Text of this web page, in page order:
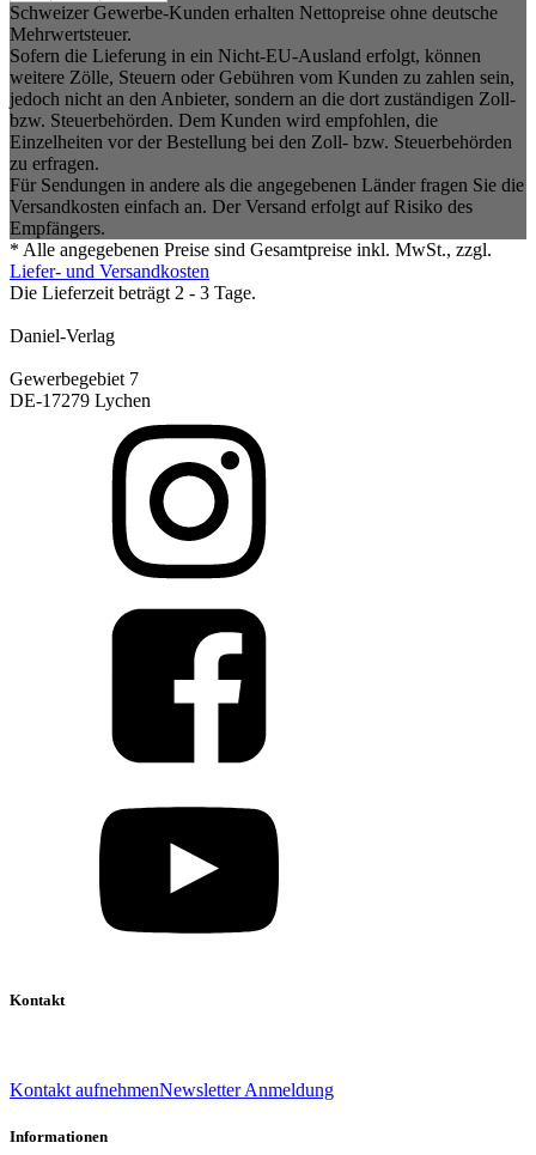
Schweizer Gewerbe-Kunden erhalten Nettopreise ohne deutsche
Mehrwertsteuer.
Sofern die Lieferung in ein Nicht-EU-Ausland erfolgt, können
weitere Zölle, Steuern oder Gebühren vom Kunden zu zahlen sein,
jedoch nicht an den Anbieter, sondern an die dort zuständigen Zoll-
bzw. Steuerbehörden. Dem Kunden wird empfohlen, die
Einzelheiten vor der Bestellung bei den Zoll- bzw. Steuerbehörden
zu erfragen.
Für Sendungen in andere als die angegebenen Länder fragen Sie die
Versandkosten einfach an. Der Versand erfolgt auf Risiko des
Empfängers.
* Alle angegebenen Preise sind Gesamtpreise inkl. MwSt., zzgl.
Liefer- und Versandkosten
Die Lieferzeit beträgt 2 - 3 Tage.
Daniel-Verlag
Gewerbegebiet 7
DE-17279 Lychen
Kontakt
Kontakt aufnehmenNewsletter Anmeldung
Informationen